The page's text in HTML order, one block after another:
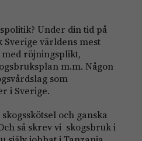
Under din tid på
världens mest
med röjningsplikt,
m.m. Någon
som
i Sverige.
och ganska
så skrev vi skogsbruk i